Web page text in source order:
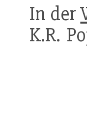
In der
K.R.